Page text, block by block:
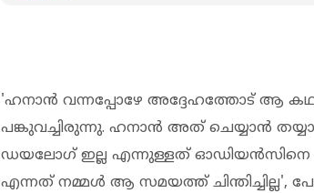
'ഹനാന്‍ വന്നപ്പോഴേ അദ്ദേഹത്തോട് ആ
പങ്കുവച്ചിരുന്നു. ഹനാന്‍ അത് ചെയ്യാന്‍
ഡയലോഗ് ഇല്ല എന്നുള്ളത് ഓഡിയന്‍സിനെ
എന്നത് നമ്മള്‍ ആ സമയത്ത്